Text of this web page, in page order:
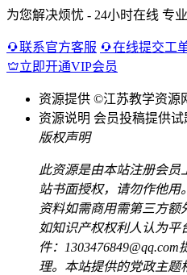
为您解决烦忧 - 24小时在线 专
联系官方客服
在线提交工
立即开通VIP会员
资源提供 ©江苏教学资源
资源说明 会员投稿提供
版权声明
此资源是由本站注册会员
站书面授权，请勿作他用
资料如需商用需第三方额
如知识产权权利人认为平
件：
理。本站提供的党政主题